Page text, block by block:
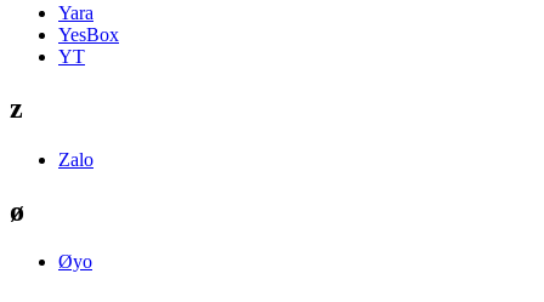
Yara
YesBox
YT
z
Zalo
ø
Øyo